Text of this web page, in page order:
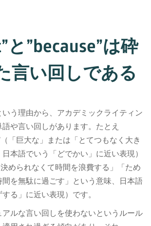
と”because”は砕
言い回しである
う理由から、アカデミックライティン
や言い回しがあります。たとえ
（「巨大な」または「とてつもなく大き
本語でいう「どでかい」に近い表現）
められなくて時間を浪費する」「ため
間を無駄に過ごす」という意味、日本語
る」に近い表現）です。
アルな言い回しを使わないというルール